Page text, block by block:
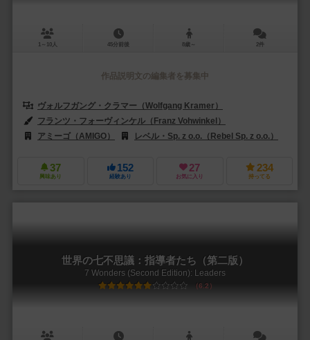
1～10人 45分前後 8歳～ 2件
作品説明文の編集者を募集中
ヴォルフガング・クラマー（Wolfgang Kramer）
フランツ・フォーヴィンケル（Franz Vohwinkel）
アミーゴ（AMIGO）
レベル・Sp. z o.o.（Rebel Sp. z o.o.）
37
興味あり
152
経験あり
27
お気に入り
234
持ってる
世界の七不思議：指導者たち（第二版）
7 Wonders (Second Edition): Leaders
6.2